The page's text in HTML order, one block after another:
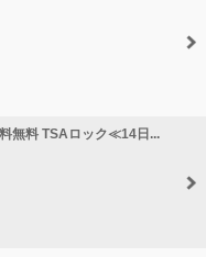
無料 TSAロック≪14日...